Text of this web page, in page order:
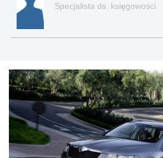
Specjalista ds. księgowości